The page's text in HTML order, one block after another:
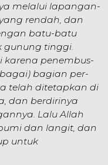
melalui lapangan-
rendah, dan
batu-batu
gunung tinggi.
karena pe­nembus­
bagian per­
telah di­tetap­kan di
dan berdiri­nya
Lalu Allah
dan langit, dan
untuk